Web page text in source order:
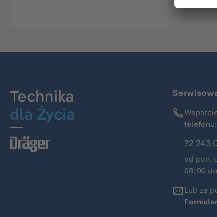
Technika
dla Życia
telefonu:
22 243
od pon.
08:00
Lub za